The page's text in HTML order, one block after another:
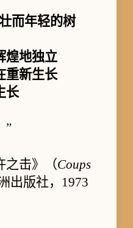
而年轻的树
煌地独立
重新生长
长
”
之击》（Coups
出版社，1973